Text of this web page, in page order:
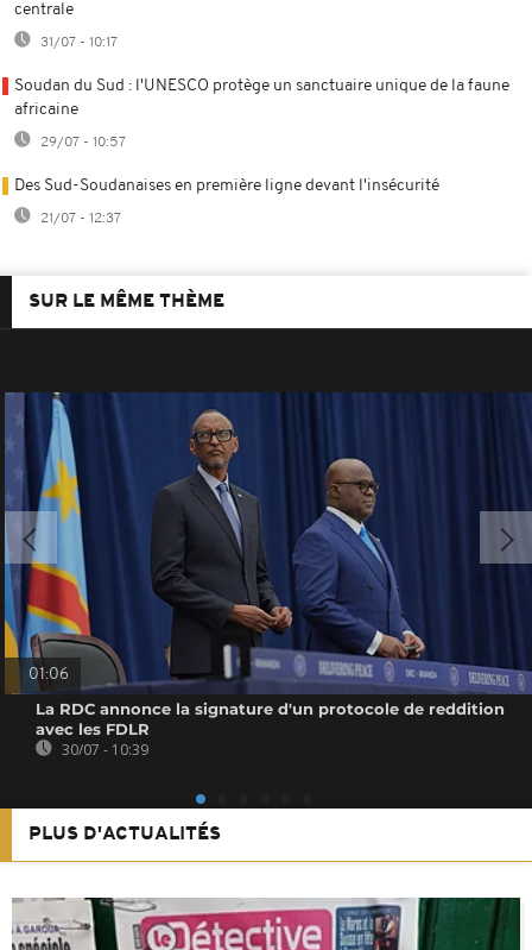
centrale
31/07 - 10:17
Soudan du Sud : l'UNESCO protège un sanctuaire unique de la faune
africaine
29/07 - 10:57
Des Sud-Soudanaises en première ligne devant l'insécurité
21/07 - 12:37
SUR LE MÊME THÈME
01:06
La RDC annonce la signature d'un protocole de reddition
avec les FDLR
30/07 - 10:39
PLUS D'ACTUALITÉS